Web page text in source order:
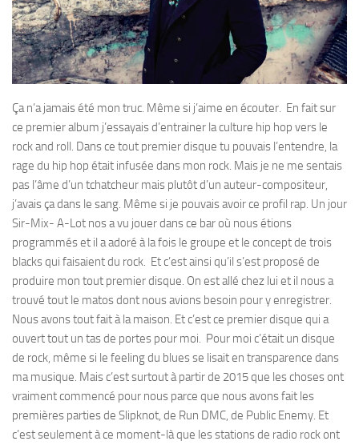
Ça n’a jamais été mon truc. Même si j’aime en écouter. En fait sur
ce premier album j’essayais d’entrainer la culture hip hop vers le
rock and roll. Dans ce tout premier disque tu pouvais l’entendre, la
rage du hip hop était infusée dans mon rock. Mais je ne me sentais
pas l’âme d’un tchatcheur mais plutôt d’un auteur-compositeur,
j’avais ça dans le sang. Même si je pouvais avoir ce profil rap. Un jour
Sir-Mix- A-Lot nos a vu jouer dans ce bar où nous étions
programmés et il a adoré à la fois le groupe et le concept de trois
blacks qui faisaient du rock. Et c’est ainsi qu’il s’est proposé de
produire mon tout premier disque. On est allé chez lui et il nous a
trouvé tout le matos dont nous avions besoin pour y enregistrer.
Nous avons tout fait à la maison. Et c’est ce premier disque qui a
ouvert tout un tas de portes pour moi. Pour moi c’était un disque
de rock, même si le feeling du blues se lisait en transparence dans
ma musique. Mais c’est surtout à partir de 2015 que les choses ont
vraiment commencé pour nous parce que nous avons fait les
premières parties de Slipknot, de Run DMC, de Public Enemy. Et
c’est seulement à ce moment-là que les stations de radio rock ont